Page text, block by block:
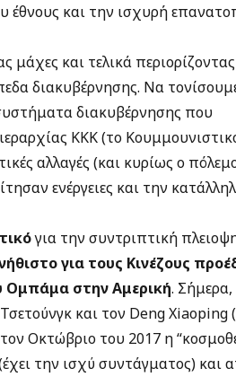
έθνους και την ισχυρή
μάχες και τελικά περιορίζοντας
διακυβέρνησης. Να
διακυβέρνησης που
ΚΚΚ (το
αλλαγές (και κυρίως ο
ενέργειες και την
για την συντριπτική
για τους Κινέζους
Ομπάμα στην Αμερική. Σήμερα,
και τον Deng Xiaoping
Οκτώβριο του 2017 η
την ισχύ συντάγματος) και